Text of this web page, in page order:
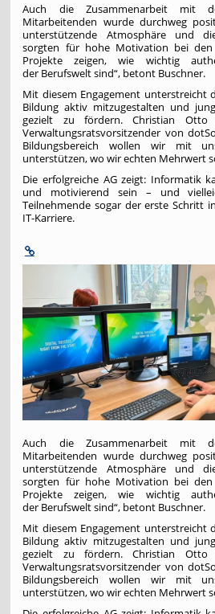
Auch die Zusammenarbeit mit
Mitarbeitenden wurde durchweg
unterstützende Atmosphäre und
sorgten für hohe Motivation bei den
Projekte zeigen, wie wichtig
der Berufswelt sind“, betont Buschner.
Mit diesem Engagement unterstreicht
Bildung aktiv mitzugestalten und
gezielt zu fördern. Christian Otto
Verwaltungsratsvorsitzender von
Bildungsbereich wollen wir mit
unterstützen, wo wir echten Mehrwert
Die erfolgreiche AG zeigt: Informatik
und motivierend sein – und
Teilnehmende sogar der erste Schritt
IT-Karriere.
Auch die Zusammenarbeit mit
Mitarbeitenden wurde durchweg
unterstützende Atmosphäre und
sorgten für hohe Motivation bei den
Projekte zeigen, wie wichtig
der Berufswelt sind“, betont Buschner.
Mit diesem Engagement unterstreicht
Bildung aktiv mitzugestalten und
gezielt zu fördern. Christian Otto
Verwaltungsratsvorsitzender von
Bildungsbereich wollen wir mit
unterstützen, wo wir echten Mehrwert